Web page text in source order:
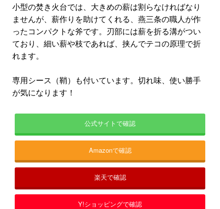
小型の焚き火台では、大きめの薪は割らなければなり
ませんが、薪作りを助けてくれる、燕三条の職人が作
ったコンパクトな斧です。刃部には薪を折る溝がつい
ており、細い薪や枝であれば、挟んでテコの原理で折
れます。
専用シース（鞘）も付いています。切れ味、使い勝手
が気になります！
公式サイトで確認
Amazonで確認
楽天で確認
Y!ショッピングで確認